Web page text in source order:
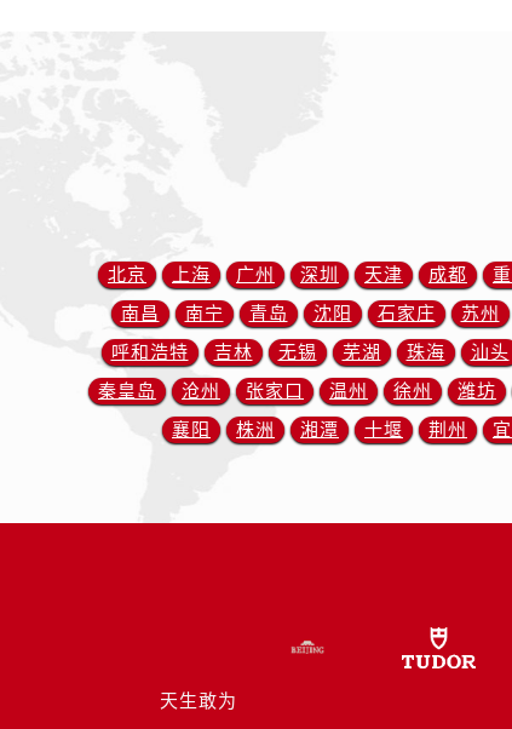
山西省朔州市朔城区怡西路与鄯
山西省忻州市忻府区和平东街与
山西省阳泉市郊区平阳东街与新
山西省长治市潞州区英雄中路帝
山西省太原市迎泽区迎泽街道解
天津市和平区赤峰道136号天津
安徽省安庆市迎江区人民路帝舵
安徽省蚌埠市蚌山区淮河路帝舵
安徽省亳州市谯城区魏武大道帝
安徽省黄山市屯溪区黄山西路帝
安徽省六安市金安区解放中路帝
安徽省马鞍山市雨山区湖南西路
北京 上海 广州 深圳 天津 成都
南昌
南宁 青岛 沈阳 石家庄 苏州
呼和浩特
吉林 无锡 芜湖 珠海 汕头
秦皇岛
沧州 张家口 温州 徐州 潍坊
襄阳
株洲 湘潭 十堰 荆州
天生敢为